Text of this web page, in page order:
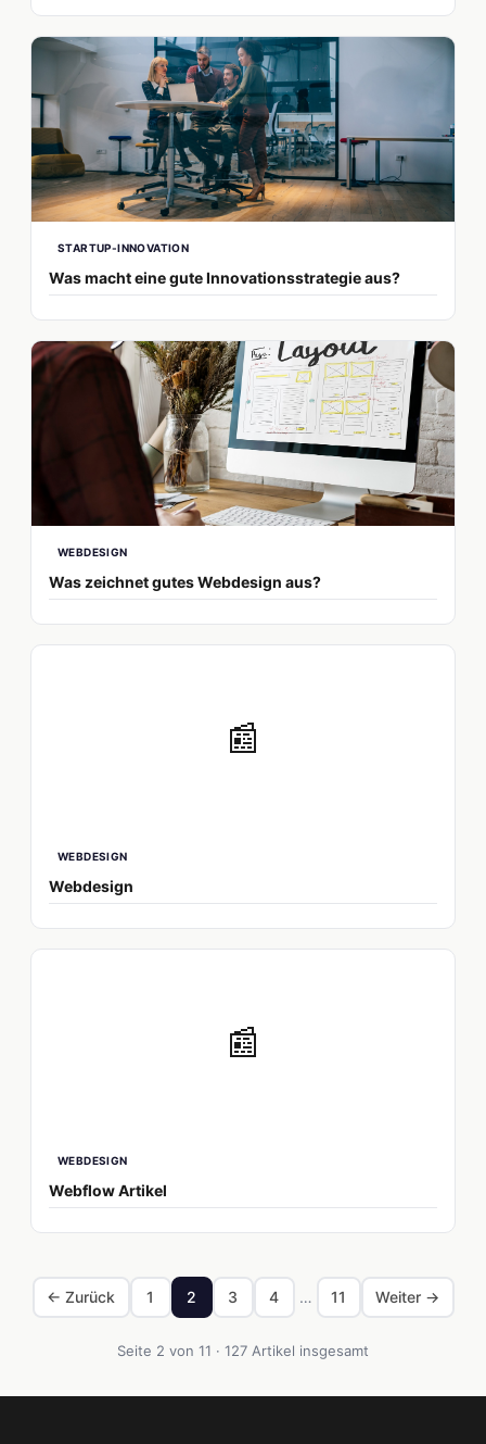
STARTUP-INNOVATION
Was macht eine gute Innovationsstrategie aus?
WEBDESIGN
Was zeichnet gutes Webdesign aus?
📰
WEBDESIGN
Webdesign
📰
WEBDESIGN
Webflow Artikel
← Zurück 1 2 3 4 … 11 Weiter →
Seite 2 von 11 · 127 Artikel insgesamt